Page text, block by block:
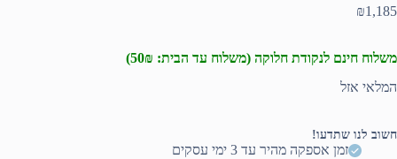
₪1,185
משלוח חינם לנקודת חלוקה (משלוח עד הבית: 50₪)
המלאי אזל
חשוב לנו שתדעו!
זמן אספקה מהיר עד 3 ימי עסקים